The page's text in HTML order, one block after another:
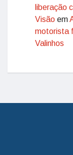
liberação
Visão em
motorista
Valinhos